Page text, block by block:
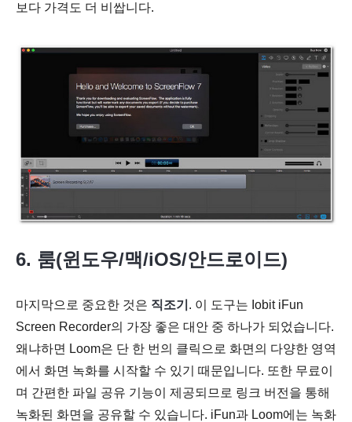
보다 가격도 더 비쌉니다.
6. 룸(윈도우/맥/iOS/안드로이드)
마지막으로 중요한 것은 직조기 . 이 도구는 Iobit iFun
Screen Recorder의 가장 좋은 대안 중 하나가 되었습니다.
왜냐하면 Loom은 단 한 번의 클릭으로 화면의 다양한 영역
에서 화면 녹화를 시작할 수 있기 때문입니다. 또한 무료이
며 간편한 파일 공유 기능이 제공되므로 링크 버전을 통해
녹화된 화면을 공유할 수 있습니다. iFun과 Loom에는 녹화